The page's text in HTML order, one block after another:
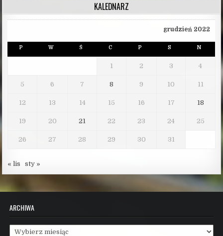
KALEDNARZ
grudzień 2022
P W Ś C P S N
1 2 3 4
5 6 7 8 9 10 11
12 13 14 15 16 17 18
19 20 21 22 23 24 25
26 27 28 29 30 31
« lis sty »
ARCHIWA
Archiwa